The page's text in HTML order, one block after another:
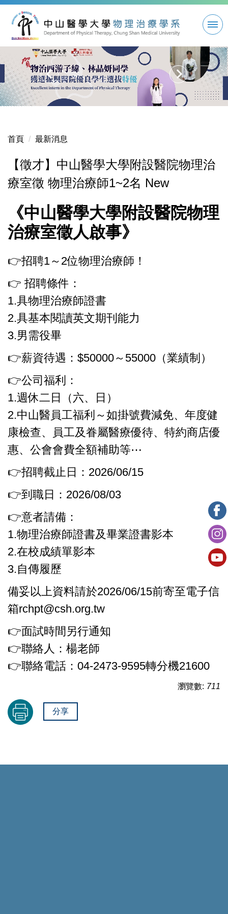
到
要
容
區
首頁 最新消息
【徵才】中山醫學大學附設醫院物理治
療室徵 物理治療師1~2名 New
《中山醫學大學附設醫院物理
治療室徵人啟事》
👉招聘1～2位物理治療師！
👉 招聘條件：
1.具物理治療師證書
2.具基本閱讀英文期刊能力
3.男需役畢
👉薪資待遇：$50000～55000（業績制）
👉公司福利：
1.週休二日（六、日）
2.中山醫員工福利～如掛號費減免、年度健
康檢查、員工及眷屬醫療優待、特約商店優
惠、公會會費全額補助等⋯
👉招聘截止日：2026/06/15
👉到職日：2026/08/03
👉意者請備：
1.物理治療師證書及畢業證書影本
2.在校成績單影本
3.自傳履歷
備妥以上資料請於2026/06/15前寄至電子信
箱rchpt@csh.org.tw
👉面試時間另行通知
👉聯絡人：楊老師
👉聯絡電話：04-2473-9595轉分機21600
瀏覽數: 711
分享